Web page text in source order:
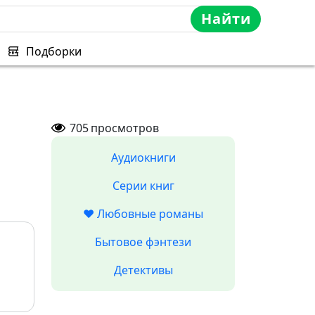
Найти
Подборки
705просмотров
Аудиокниги
Серии книг
❤️ Любовные романы
Бытовое фэнтези
Детективы